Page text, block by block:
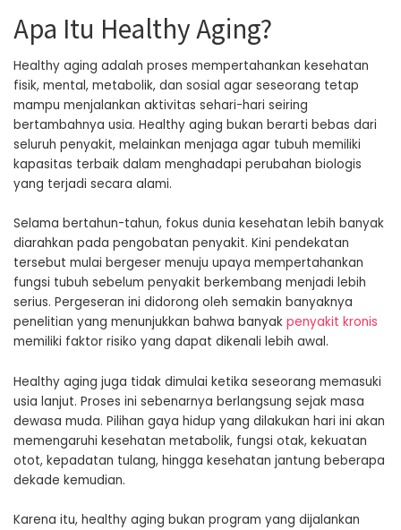
Apa Itu Healthy Aging?
Healthy aging adalah proses mempertahankan kesehatan
fisik, mental, metabolik, dan sosial agar seseorang tetap
mampu menjalankan aktivitas sehari-hari seiring
bertambahnya usia. Healthy aging bukan berarti bebas dari
seluruh penyakit, melainkan menjaga agar tubuh memiliki
kapasitas terbaik dalam menghadapi perubahan biologis
yang terjadi secara alami.
Selama bertahun-tahun, fokus dunia kesehatan lebih banyak
diarahkan pada pengobatan penyakit. Kini pendekatan
tersebut mulai bergeser menuju upaya mempertahankan
fungsi tubuh sebelum penyakit berkembang menjadi lebih
serius. Pergeseran ini didorong oleh semakin banyaknya
penelitian yang menunjukkan bahwa banyak penyakit kronis
memiliki faktor risiko yang dapat dikenali lebih awal.
Healthy aging juga tidak dimulai ketika seseorang memasuki
usia lanjut. Proses ini sebenarnya berlangsung sejak masa
dewasa muda. Pilihan gaya hidup yang dilakukan hari ini akan
memengaruhi kesehatan metabolik, fungsi otak, kekuatan
otot, kepadatan tulang, hingga kesehatan jantung beberapa
dekade kemudian.
Karena itu, healthy aging bukan program yang dijalankan